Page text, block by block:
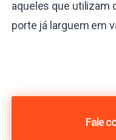
aqueles que utilizam
porte já larguem em
Fale